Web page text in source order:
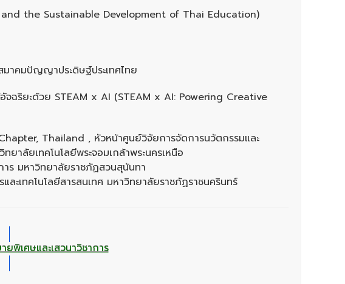
the Sustainable Development of Thai Education)
าคมปัญญาประดิษฐ์ประเทศไทย
จฉริยะด้วย STEAM x AI (STEAM x AI: Powering Creative
Thailand , หัวหน้าศูนย์วิจัยการจัดการนวัตกรรมและ
ยาลัยเทคโนโลยีพระจอมเกล้าพระนครเหนือ
ร มหาวิทยาลัยราชภัฏสวนสุนันทา
ะเทคโนโลยีสารสนเทศ มหาวิทยาลัยราชภัฏราชนครินทร์
ยพิเศษและเสวนาวิชาการ